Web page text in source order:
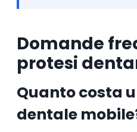
Domande
protesi
Quanto costa
dentale